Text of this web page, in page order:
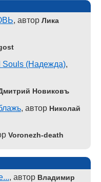
, автор Лика
Souls (Надежда),
Новиковъ
, автор Николай
Voronezh-death
, автор Владимир